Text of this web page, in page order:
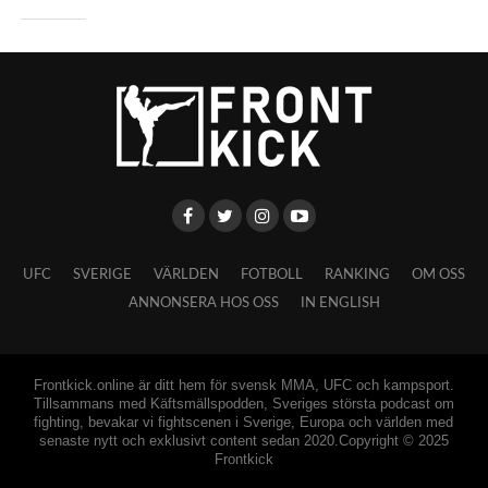
UFC SVERIGE VÄRLDEN FOTBOLL RANKING OM OSS
ANNONSERA HOS OSS IN ENGLISH
Frontkick.online är ditt hem för svensk MMA, UFC och kampsport.
Tillsammans med Käftsmällspodden, Sveriges största podcast om
fighting, bevakar vi fightscenen i Sverige, Europa och världen med
senaste nytt och exklusivt content sedan 2020.Copyright © 2025
Frontkick